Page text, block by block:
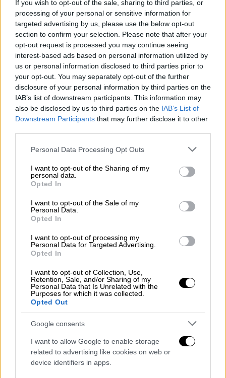
If you wish to opt-out of the sale, sharing to third parties, or
processing of your personal or sensitive information for
targeted advertising by us, please use the below opt-out
section to confirm your selection. Please note that after your
opt-out request is processed you may continue seeing
interest-based ads based on personal information utilized by
us or personal information disclosed to third parties prior to
your opt-out. You may separately opt-out of the further
disclosure of your personal information by third parties on the
IAB’s list of downstream participants. This information may
also be disclosed by us to third parties on the IAB’s List of
Downstream Participants that may further disclose it to other
Please note that this website/app uses one or more Google
not limited to your visit or usage behaviour. You may click to
grant or deny consent to Google and its third-party tags to
use your data for below specified purposes in below Google
consent section.
Personal Data Processing Opt Outs
I want to opt-out of the Sharing of my
personal data.
Opted In
I want to opt-out of the Sale of my
Personal Data.
Opted In
I want to opt-out of processing my
Personal Data for Targeted Advertising.
Opted In
I want to opt-out of Collection, Use,
Retention, Sale, and/or Sharing of my
Personal Data that Is Unrelated with the
Purposes for which it was collected.
Opted Out
Google consents
I want to allow Google to enable storage
related to advertising like cookies on web or
device identifiers in apps.
Χθες, Τετάρτη, ένας αστυνομικός από το
Ρέθυμνοαφέθηκε ελεύθερος μετά την
απολογία του, με τον περιοριστικό όρο
απαγόρευσης εξόδου από τη χώρα, σύμφωνα
με την ΕΡΤ.
ΔΙΑΒΑΣΤΕ ΕΠΙΣΗΣ
ακούμπησα και ήταν παγωμένοι» -
Συγκλονίζει ο σύζυγος της γυναίκας
που πέθανε μαζί με το βρέφος
Ελλάδα|04.09.2025 19:32
Σοκ στην Κέρκυρα: Γιατρός
συνελήφθη για βιασμό 18χρονης -
Είναι πατέρας 2 παιδιών
Τα αδικήματα και οι κατηγορίες
Οι σημερινέςαπολογίες
αφορούσαν κυρίως
εγκληματική οργάνωση. Η διαδικασία
συνεχίζεται, με τις δικαστικές αρχές να